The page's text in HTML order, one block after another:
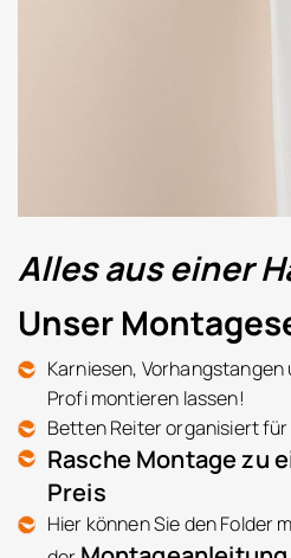
Alles aus einer
Unser
Karniesen,
Profi montieren lassen!
Betten Reiter organisiert für
Rasche Montage zu
Preis
Hier können Sie den Folder